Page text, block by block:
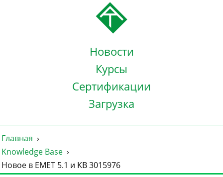
Новости
Курсы
Сертификации
Загрузка
Главная
Knowledge Base
Новое в EMET 5.1 и KB 3015976